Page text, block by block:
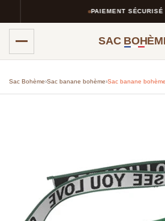
PAIEMENT SÉCURISÉ
SAC
Sac Bohème›Sac banane bohème›Sac banane